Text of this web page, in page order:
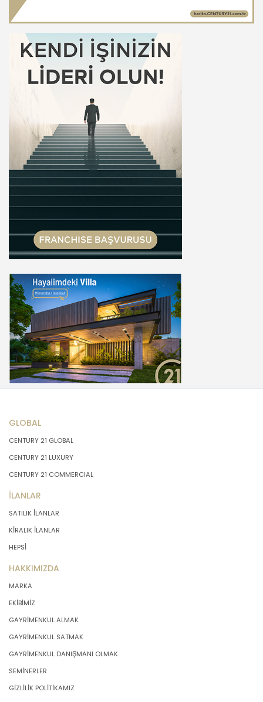
GLOBAL
CENTURY 21 GLOBAL
CENTURY 21 LUXURY
CENTURY 21 COMMERCIAL
İLANLAR
SATILIK İLANLAR
KİRALIK İLANLAR
HEPSİ
HAKKIMIZDA
MARKA
EKİBİMİZ
GAYRİMENKUL ALMAK
GAYRİMENKUL SATMAK
GAYRİMENKUL DANIŞMANI OLMAK
SEMİNERLER
GİZLİLİK POLİTİKAMIZ